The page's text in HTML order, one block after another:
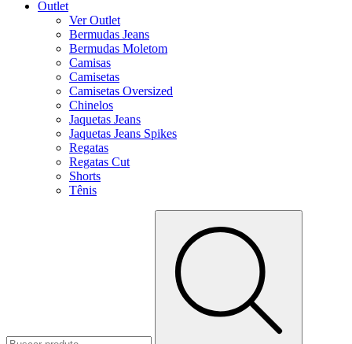
Outlet
Ver Outlet
Bermudas Jeans
Bermudas Moletom
Camisas
Camisetas
Camisetas Oversized
Chinelos
Jaquetas Jeans
Jaquetas Jeans Spikes
Regatas
Regatas Cut
Shorts
Tênis